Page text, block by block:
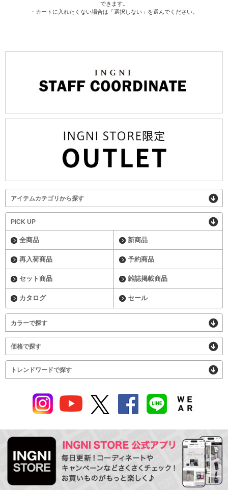
できます。
・カートに入れたくない場合は「選択しない」を選んでください。
アイテムカテゴリから探す
PICK UP
全商品 新商品
再入荷商品 予約商品
セット商品 雑誌掲載商品
カタログ セール
カラーで探す
価格で探す
トレンドワードで探す